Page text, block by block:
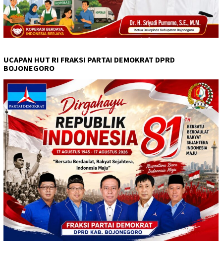
UCAPAN HUT RI FRAKSI PARTAI DEMOKRAT DPRD
BOJONEGORO